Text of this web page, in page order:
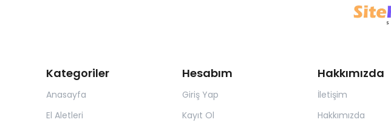
Kategoriler
Anasayfa
El Aletleri
Hesabım
Giriş Yap
Kayıt Ol
Hakkımızda
İletişim
Hakkımızda